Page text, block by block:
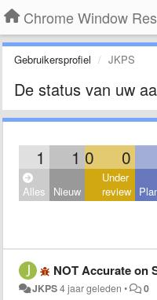
Chrome Window
Gebruikersprofiel JKPS
De status van uw
1 1 0 0
Alles Nieuw
Under
review
NOT Accurate on
JKPS4 jaar geleden • 0